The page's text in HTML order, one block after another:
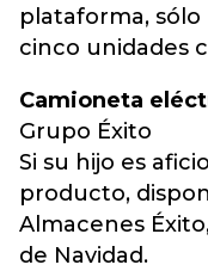
plataforma,
cinco unidades
Camioneta
Grupo Éxito
Si su hijo es
producto,
Almacenes
de Navidad.